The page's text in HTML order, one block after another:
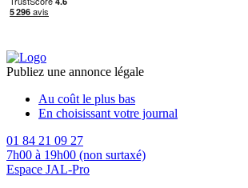
Publiez une annonce légale
Au coût le plus bas
En choisissant votre journal
01 84 21 09 27
7h00 à 19h00 (non surtaxé)
Espace JAL-Pro